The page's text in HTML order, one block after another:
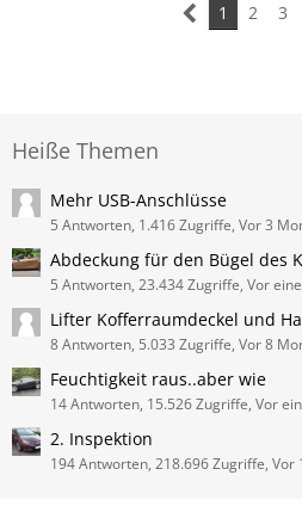
1 2 3
Heiße Themen
Mehr USB-Anschlüsse
5 Antworten, 1.416 Zugriffe, Vor 3
Abdeckung für den Bügel des
5 Antworten, 23.434 Zugriffe, Vor
Lifter Kofferraumdeckel und
8 Antworten, 5.033 Zugriffe, Vor 8
Feuchtigkeit raus..aber wie
14 Antworten, 15.526 Zugriffe, Vor
2. Inspektion
194 Antworten, 218.696 Zugriffe, Vor